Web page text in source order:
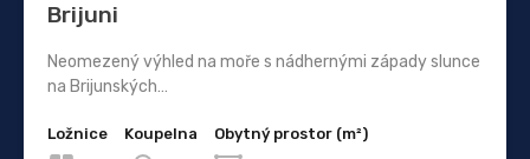
Brijuni
Neomezený výhled na moře s nádhernými západy slunce
na Brijunských…
Ložnice
Koupelna
Obytný prostor (m²)